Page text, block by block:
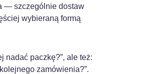
— szczególnie dostaw
wybieraną formą
nadać paczkę?”, ale też:
zamówienia?”.